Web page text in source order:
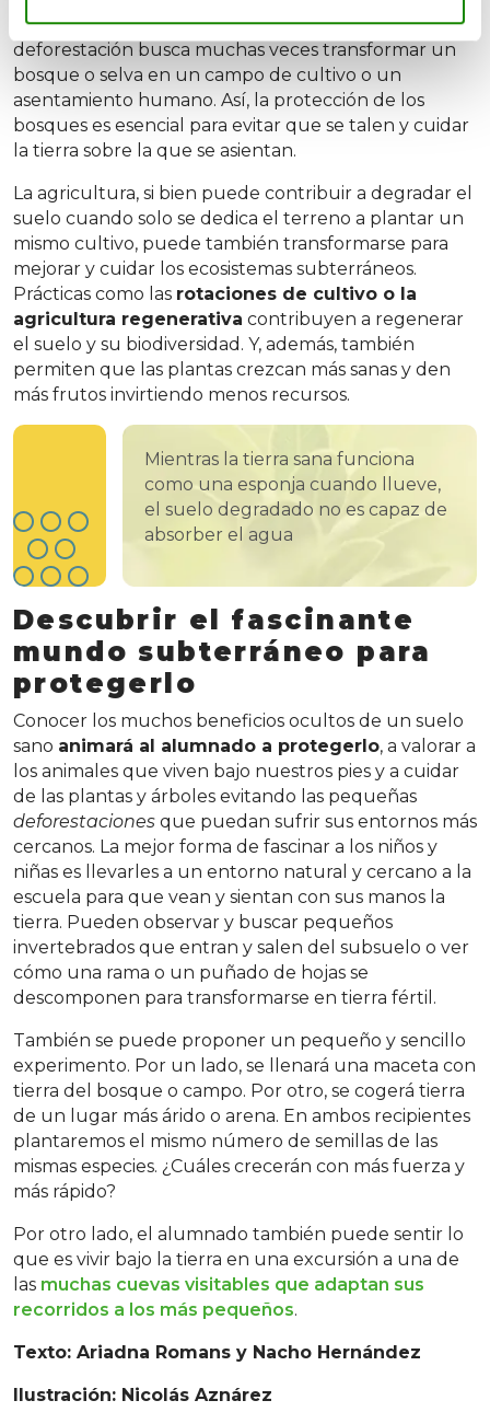
cambiar los usos del suelo: las consecuencias de la
deforestación busca muchas veces transformar un
bosque o selva en un campo de cultivo o un
asentamiento humano. Así, la protección de los
bosques es esencial para evitar que se talen y cuidar
la tierra sobre la que se asientan.
La agricultura, si bien puede contribuir a degradar el
suelo cuando solo se dedica el terreno a plantar un
mismo cultivo, puede también transformarse para
mejorar y cuidar los ecosistemas subterráneos.
Prácticas como las rotaciones de cultivo o la
agricultura regenerativa contribuyen a regenerar
el suelo y su biodiversidad. Y, además, también
permiten que las plantas crezcan más sanas y den
más frutos invirtiendo menos recursos.
Mientras la tierra sana funciona
como una esponja cuando llueve,
el suelo degradado no es capaz de
absorber el agua
Descubrir el fascinante
mundo subterráneo para
protegerlo
Conocer los muchos beneficios ocultos de un suelo
sano animará al alumnado a protegerlo, a valorar a
los animales que viven bajo nuestros pies y a cuidar
de las plantas y árboles evitando las pequeñas
deforestaciones que puedan sufrir sus entornos más
cercanos. La mejor forma de fascinar a los niños y
niñas es llevarles a un entorno natural y cercano a la
escuela para que vean y sientan con sus manos la
tierra. Pueden observar y buscar pequeños
invertebrados que entran y salen del subsuelo o ver
cómo una rama o un puñado de hojas se
descomponen para transformarse en tierra fértil.
También se puede proponer un pequeño y sencillo
experimento. Por un lado, se llenará una maceta con
tierra del bosque o campo. Por otro, se cogerá tierra
de un lugar más árido o arena. En ambos recipientes
plantaremos el mismo número de semillas de las
mismas especies. ¿Cuáles crecerán con más fuerza y
más rápido?
Por otro lado, el alumnado también puede sentir lo
que es vivir bajo la tierra en una excursión a una de
las muchas cuevas visitables que adaptan sus
recorridos a los más pequeños.
Texto: Ariadna Romans y Nacho Hernández
Ilustración: Nicolás Aznárez